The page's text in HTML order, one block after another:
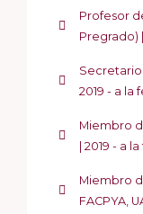
Profesor
Pregrado) |
Secretario
2019 - a la
Miembro
| 2019 - a
Miembro
FACPYA,